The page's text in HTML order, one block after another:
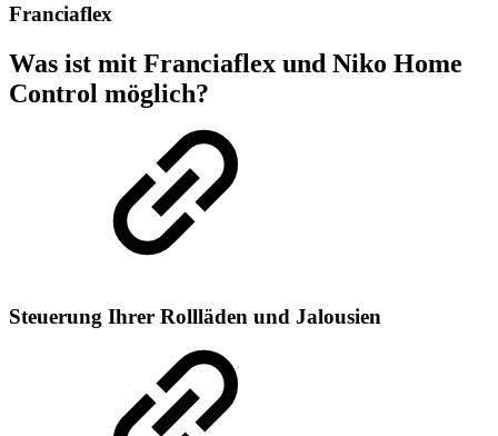
Franciaflex
Was ist mit Franciaflex und Niko Home
Control möglich?
Steuerung Ihrer Rollläden und Jalousien